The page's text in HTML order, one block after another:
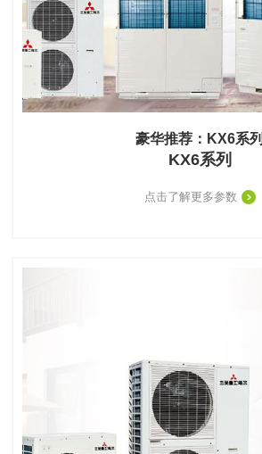
豪华推荐：KX6系列
KX6系列
点击了解更多参数